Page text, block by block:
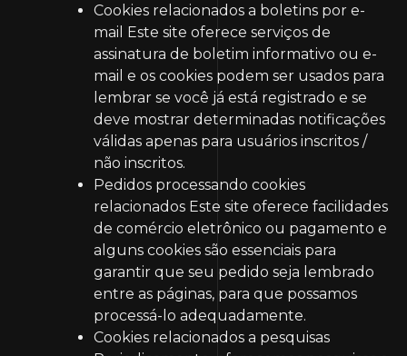
Cookies relacionados a boletins por e-
mail Este site oferece serviços de
assinatura de boletim informativo ou e-
mail e os cookies podem ser usados ​​para
lembrar se você já está registrado e se
deve mostrar determinadas notificações
válidas apenas para usuários inscritos /
não inscritos.
Pedidos processando cookies
relacionados Este site oferece facilidades
de comércio eletrônico ou pagamento e
alguns cookies são essenciais para
garantir que seu pedido seja lembrado
entre as páginas, para que possamos
processá-lo adequadamente.
Cookies relacionados a pesquisas